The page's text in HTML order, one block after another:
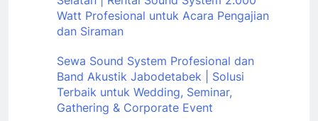
Watt Profesional untuk Acara Pengajian
dan Siraman
Sewa Sound System Profesional dan
Band Akustik Jabodetabek | Solusi
Terbaik untuk Wedding, Seminar,
Gathering & Corporate Event